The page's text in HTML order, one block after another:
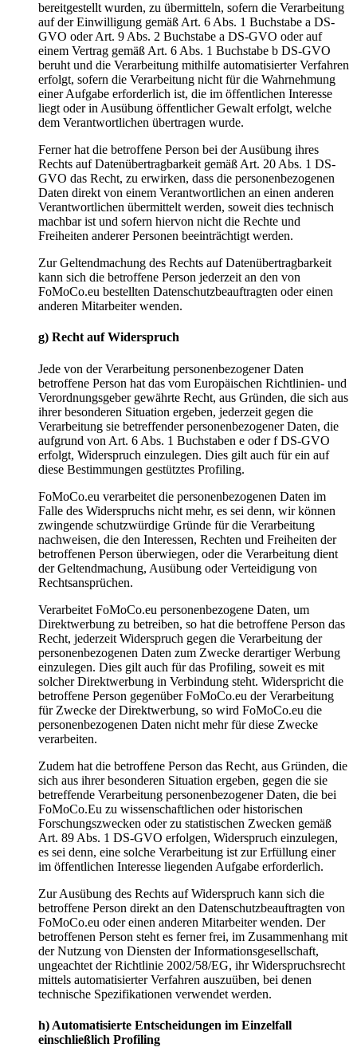
bereitgestellt wurden, zu übermitteln, sofern die Verarbeitung
auf der Einwilligung gemäß Art. 6 Abs. 1 Buchstabe a DS-
GVO oder Art. 9 Abs. 2 Buchstabe a DS-GVO oder auf
einem Vertrag gemäß Art. 6 Abs. 1 Buchstabe b DS-GVO
beruht und die Verarbeitung mithilfe automatisierter Verfahren
erfolgt, sofern die Verarbeitung nicht für die Wahrnehmung
einer Aufgabe erforderlich ist, die im öffentlichen Interesse
liegt oder in Ausübung öffentlicher Gewalt erfolgt, welche
dem Verantwortlichen übertragen wurde.
Ferner hat die betroffene Person bei der Ausübung ihres
Rechts auf Datenübertragbarkeit gemäß Art. 20 Abs. 1 DS-
GVO das Recht, zu erwirken, dass die personenbezogenen
Daten direkt von einem Verantwortlichen an einen anderen
Verantwortlichen übermittelt werden, soweit dies technisch
machbar ist und sofern hiervon nicht die Rechte und
Freiheiten anderer Personen beeinträchtigt werden.
Zur Geltendmachung des Rechts auf Datenübertragbarkeit
kann sich die betroffene Person jederzeit an den von
FoMoCo.eu bestellten Datenschutzbeauftragten oder einen
anderen Mitarbeiter wenden.
g) Recht auf Widerspruch
Jede von der Verarbeitung personenbezogener Daten
betroffene Person hat das vom Europäischen Richtlinien- und
Verordnungsgeber gewährte Recht, aus Gründen, die sich aus
ihrer besonderen Situation ergeben, jederzeit gegen die
Verarbeitung sie betreffender personenbezogener Daten, die
aufgrund von Art. 6 Abs. 1 Buchstaben e oder f DS-GVO
erfolgt, Widerspruch einzulegen. Dies gilt auch für ein auf
diese Bestimmungen gestütztes Profiling.
FoMoCo.eu verarbeitet die personenbezogenen Daten im
Falle des Widerspruchs nicht mehr, es sei denn, wir können
zwingende schutzwürdige Gründe für die Verarbeitung
nachweisen, die den Interessen, Rechten und Freiheiten der
betroffenen Person überwiegen, oder die Verarbeitung dient
der Geltendmachung, Ausübung oder Verteidigung von
Rechtsansprüchen.
Verarbeitet FoMoCo.eu personenbezogene Daten, um
Direktwerbung zu betreiben, so hat die betroffene Person das
Recht, jederzeit Widerspruch gegen die Verarbeitung der
personenbezogenen Daten zum Zwecke derartiger Werbung
einzulegen. Dies gilt auch für das Profiling, soweit es mit
solcher Direktwerbung in Verbindung steht. Widerspricht die
betroffene Person gegenüber FoMoCo.eu der Verarbeitung
für Zwecke der Direktwerbung, so wird FoMoCo.eu die
personenbezogenen Daten nicht mehr für diese Zwecke
verarbeiten.
Zudem hat die betroffene Person das Recht, aus Gründen, die
sich aus ihrer besonderen Situation ergeben, gegen die sie
betreffende Verarbeitung personenbezogener Daten, die bei
FoMoCo.Eu zu wissenschaftlichen oder historischen
Forschungszwecken oder zu statistischen Zwecken gemäß
Art. 89 Abs. 1 DS-GVO erfolgen, Widerspruch einzulegen,
es sei denn, eine solche Verarbeitung ist zur Erfüllung einer
im öffentlichen Interesse liegenden Aufgabe erforderlich.
Zur Ausübung des Rechts auf Widerspruch kann sich die
betroffene Person direkt an den Datenschutzbeauftragten von
FoMoCo.eu oder einen anderen Mitarbeiter wenden. Der
betroffenen Person steht es ferner frei, im Zusammenhang mit
der Nutzung von Diensten der Informationsgesellschaft,
ungeachtet der Richtlinie 2002/58/EG, ihr Widerspruchsrecht
mittels automatisierter Verfahren auszuüben, bei denen
technische Spezifikationen verwendet werden.
h) Automatisierte Entscheidungen im Einzelfall
einschließlich Profiling